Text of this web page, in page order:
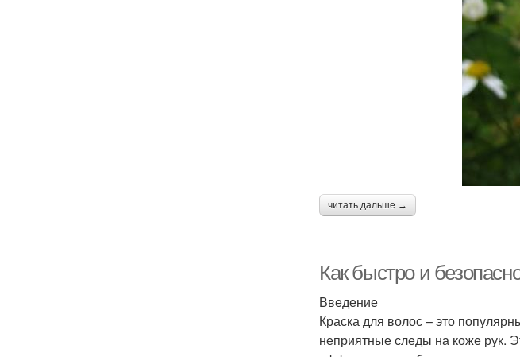
читать дальше →
Как быстро и
Введение
Краска для волос – это
неприятные следы на коже рук.